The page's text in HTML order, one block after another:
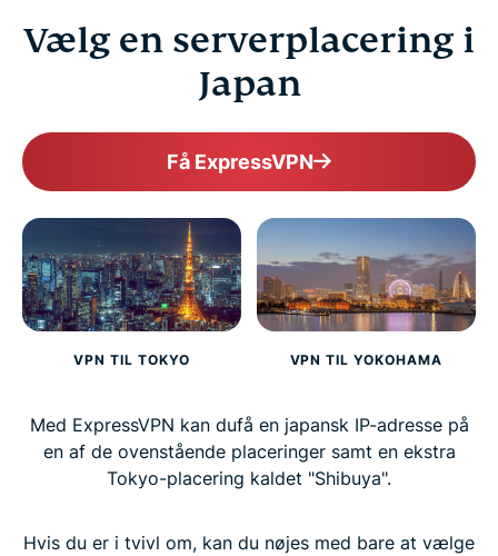
FAQ
ExpressVPN for all countries
Get ExpressVPN for Japan risk-free
Vælg en serverplacering i
Japan
Få ExpressVPN
VPN TIL TOKYO VPN TIL YOKOHAMA
Med ExpressVPN kan dufå en japansk IP-adresse på
en af de ovenstående placeringer samt en ekstra
Tokyo-placering kaldet "Shibuya".
Hvis du er i tvivl om, kan du nøjes med bare at vælge